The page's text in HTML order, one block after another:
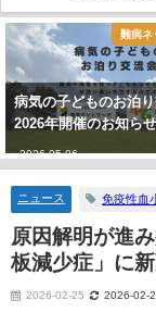
難病ネ
病気の子どものお泊
2026年開催のお知らせ
2026-05-06
ニュース 免疫性血
原因解明が進
板減少症」に
2026-02-25 2026-02-